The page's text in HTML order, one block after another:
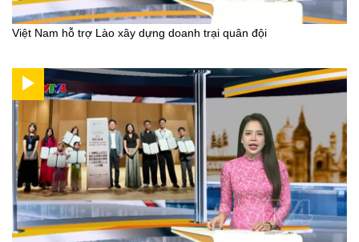
Việt Nam hỗ trợ Lào xây dựng doanh trại quân đội